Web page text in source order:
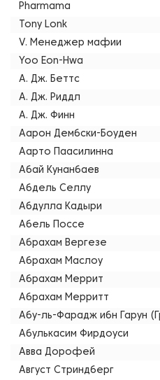
Pharmama
Tony Lonk
V. Менеджер мафии
Yoo Eon-Hwa
А. Дж. Беттс
А. Дж. Риддл
А. Дж. Финн
Аарон Дембски-Боуден
Аарто Паасилинна
Абай Кунанбаев
Абдель Селлу
Абдулла Кадыри
Абель Поссе
Абрахам Вергезе
Абрахам Маслоу
Абрахам Меррит
Абрахам Мерритт
Абу-ль-Фарадж ибн Гарун
Абулькасим Фирдоуси
Авва Дорофей
Август Стриндберг